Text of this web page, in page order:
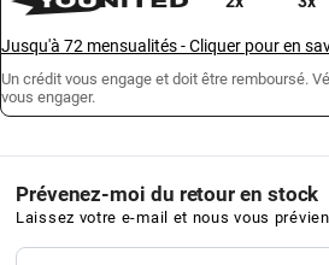
Jusqu'à 72 mensualités-Cliquer pour en
Un crédit vous engage et doit être remboursé.
vous engager.
Prévenez-moi du retour en stock
Laissez votre e-mail et nous vous